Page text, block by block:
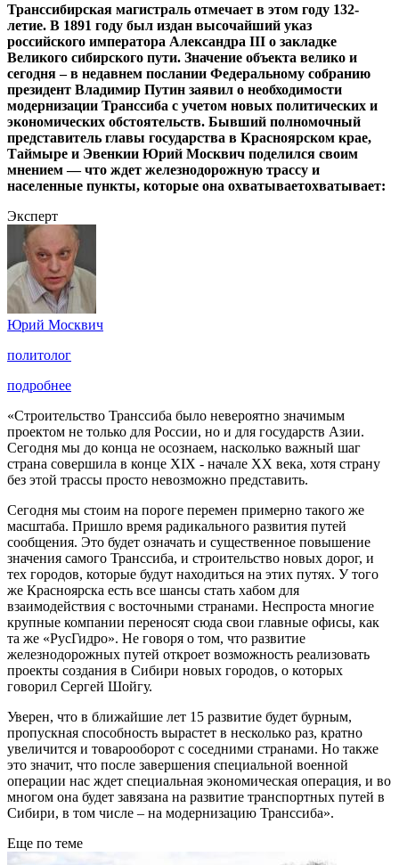
Транссибирская магистраль отмечает в этом году 132-
летие. В 1891 году был издан высочайший указ
российского императора Александра III о закладке
Великого сибирского пути. Значение объекта велико и
сегодня – в недавнем послании Федеральному собранию
президент Владимир Путин заявил о необходимости
модернизации Транссиба с учетом новых политических и
экономических обстоятельств. Бывший полномочный
представитель главы государства в Красноярском крае,
Таймыре и Эвенкии Юрий Москвич поделился своим
мнением — что ждет железнодорожную трассу и
населенные пункты, которые она охватываетохватывает:
Эксперт
Юрий Москвич
политолог
подробнее
«Строительство Транссиба было невероятно значимым
проектом не только для России, но и для государств Азии.
Сегодня мы до конца не осознаем, насколько важный шаг
страна совершила в конце XIX - начале ХХ века, хотя страну
без этой трассы просто невозможно представить.
Сегодня мы стоим на пороге перемен примерно такого же
масштаба. Пришло время радикального развития путей
сообщения. Это будет означать и существенное повышение
значения самого Транссиба, и строительство новых дорог, и
тех городов, которые будут находиться на этих путях. У того
же Красноярска есть все шансы стать хабом для
взаимодействия с восточными странами. Неспроста многие
крупные компании переносят сюда свои главные офисы, как
та же «РусГидро». Не говоря о том, что развитие
железнодорожных путей откроет возможность реализовать
проекты создания в Сибири новых городов, о которых
говорил Сергей Шойгу.
Уверен, что в ближайшие лет 15 развитие будет бурным,
пропускная способность вырастет в несколько раз, кратно
увеличится и товарооборот с соседними странами. Но также
это значит, что после завершения специальной военной
операции нас ждет специальная экономическая операция, и во
многом она будет завязана на развитие транспортных путей в
Сибири, в том числе – на модернизацию Транссиба».
Еще по теме